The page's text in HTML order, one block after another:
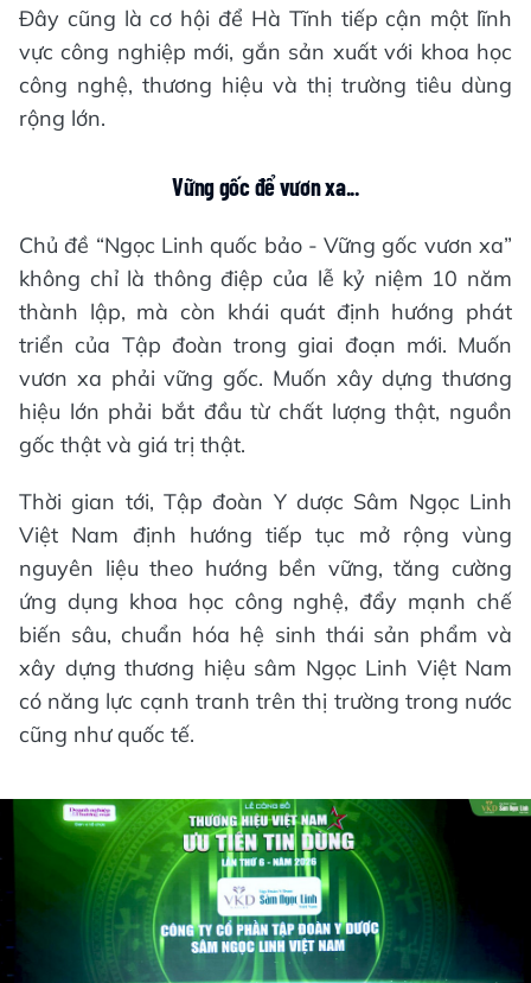
Đây cũng là cơ hội để Hà Tĩnh tiếp cận một lĩnh
vực công nghiệp mới, gắn sản xuất với khoa học
công nghệ, thương hiệu và thị trường tiêu dùng
rộng lớn.
Vững gốc để vươn xa...
Chủ đề “Ngọc Linh quốc bảo - Vững gốc vươn xa”
không chỉ là thông điệp của lễ kỷ niệm 10 năm
thành lập, mà còn khái quát định hướng phát
triển của Tập đoàn trong giai đoạn mới. Muốn
vươn xa phải vững gốc. Muốn xây dựng thương
hiệu lớn phải bắt đầu từ chất lượng thật, nguồn
gốc thật và giá trị thật.
Thời gian tới, Tập đoàn Y dược Sâm Ngọc Linh
Việt Nam định hướng tiếp tục mở rộng vùng
nguyên liệu theo hướng bền vững, tăng cường
ứng dụng khoa học công nghệ, đẩy mạnh chế
biến sâu, chuẩn hóa hệ sinh thái sản phẩm và
xây dựng thương hiệu sâm Ngọc Linh Việt Nam
có năng lực cạnh tranh trên thị trường trong nước
cũng như quốc tế.